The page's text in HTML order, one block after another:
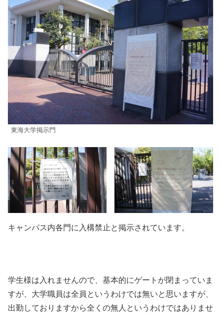
東海大学掲示門
キャンパス内各門に入構禁止と掲示されています。
学生様は入れませんので、基本的にゲートが閉まっていま
すが、大学職員は全員というわけでは無いと思いますが、
出勤しておりますから全くの無人というわけではありませ